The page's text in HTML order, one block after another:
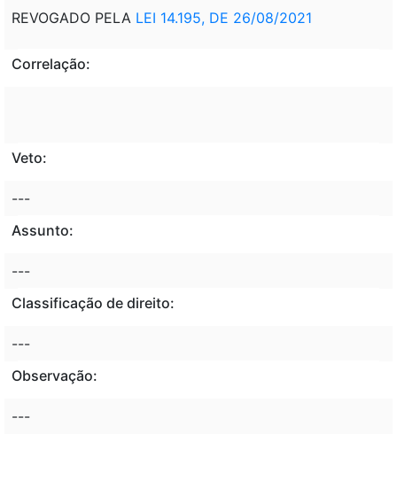
REVOGADO PELA LEI 14.195, DE 26/08/2021
Correlação:
Veto:
---
Assunto:
---
Classificação de direito:
---
Observação:
---